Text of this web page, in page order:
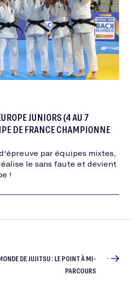
JUNIORS (4 AU 7
DE FRANCE CHAMPIONNE
par équipes mixtes,
le sans faute et devient
!
DE JUJITSU : LE POINT À MI-
PARCOURS